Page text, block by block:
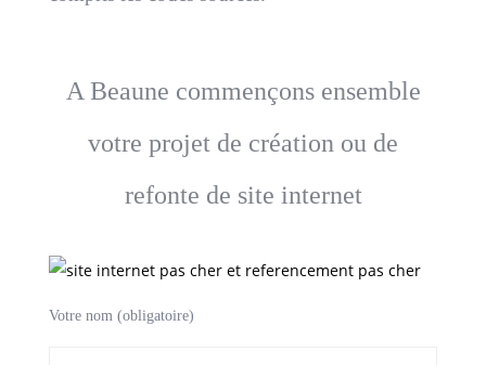
A Beaune commençons ensemble
votre projet de création ou de
refonte de site internet
Votre nom (obligatoire)